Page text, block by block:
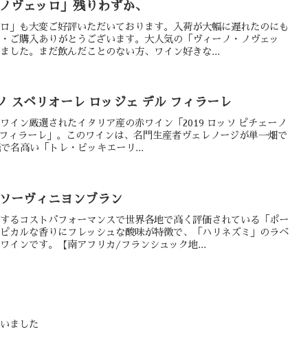
ヴェッロ」残りわずか、
」も大変ご好評いただいております。入荷が大幅に遅れたのにも
ご購入ありがとうございます。大人気の「ヴィーノ・ノヴェッ
した。まだ飲んだことのない方、ワイン好きな...
スペリオーレ ロッジェ デル フィラーレ
イン厳選されたイタリア産の赤ワイン「2019 ロッソ ピチェーノ
ィラーレ」。このワインは、名門生産者ヴェレノージが単一畑で
名高い「トレ・ビッキエーリ...
ーヴィニヨンブラン
るコストパフォーマンスで世界各地で高く評価されている「ポー
カルな香りにフレッシュな酸味が特徴で、「ハリネズミ」のラベ
インです。【南アフリカ/フランシュック地...
ました